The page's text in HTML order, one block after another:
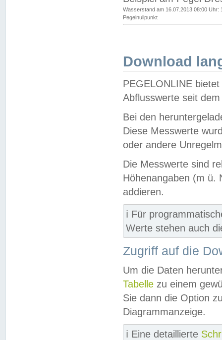
Wasserstand am 16.07.2013 08:00 Uhr:
Pegelnullpunkt
Download
PEGELONLINE
Abflusswerte seit
Bei den
Diese Messwerte
oder andere
Die Messwerte sind
Höhenangaben (m ü.
addieren.
ℹ️ Für
Werte stehen auch
Zugriff auf die
Um die Daten
Tabelle zu einem
Sie dann die Option
Diagrammanzeige.
ℹ️ Eine detaillierte